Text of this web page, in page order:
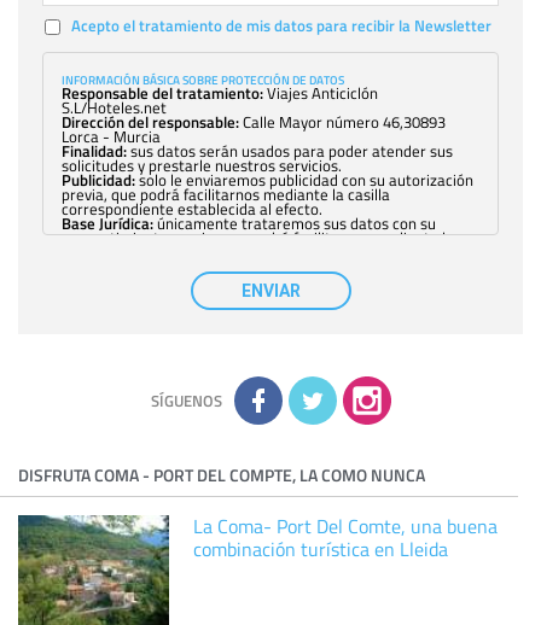
Acepto el tratamiento de mis datos para recibir la Newsletter
INFORMACIÓN BÁSICA SOBRE PROTECCIÓN DE DATOS
Responsable del tratamiento:Viajes Anticiclón
S.L/Hoteles.net
Dirección del responsable:Calle Mayor número 46,30893
Lorca - Murcia
Finalidad:sus datos serán usados para poder atender sus
solicitudes y prestarle nuestros servicios.
Publicidad:solo le enviaremos publicidad con su autorización
previa, que podrá facilitarnos mediante la casilla
correspondiente establecida al efecto.
Base Jurídica:únicamente trataremos sus datos con su
consentimiento previo, que podrá facilitarnos mediante la
con carácter general, sólo el personal de
nuestra entidad que esté debidamente autorizado podrá
tener conocimiento de la información que le pedimos. No se
comunicarán datos a terceros.
adicional y detallada sobre cómo tratamos sus datos en la
política de privacidad
ENVIAR
SÍGUENOS
DISFRUTA COMA - PORT DEL COMPTE, LA COMO NUNCA
La Coma- Port Del Comte, una buena
combinación turística en Lleida